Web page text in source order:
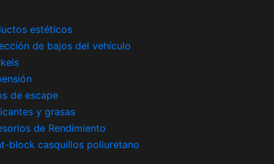
estéticos
de bajos del vehículo
de escape
y grasas
de Rendimiento
block casquillos poliuretano